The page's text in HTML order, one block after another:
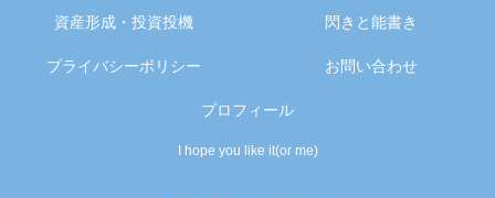
I hope you like it(or me)
資産形成・投資投機 閃きと能書き
プライバシーポリシー お問い合わせ
プロフィール